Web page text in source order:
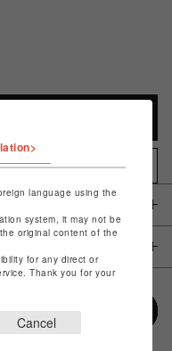
に追加
language using the
system, it may not be
original content of the
for any direct or
Thank you for your
Cancel